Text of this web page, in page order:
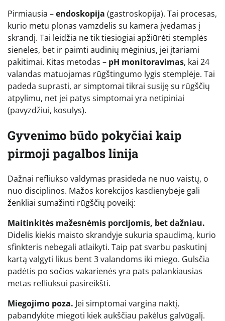
Pirmiausia –endoskopija (gastroskopija). Tai procesas,
kurio metu plonas vamzdelis su kamera įvedamas į
skrandį. Tai leidžia ne tik tiesiogiai apžiūrėti stemplės
sieneles, bet ir paimti audinių mėginius, jei įtariami
pakitimai. Kitas metodas – pH monitoravimas, kai 24
valandas matuojamas rūgštingumo lygis stemplėje. Tai
padeda suprasti, ar simptomai tikrai susiję su rūgščių
atpylimu, net jei patys simptomai yra netipiniai
(pavyzdžiui, kosulys).
Gyvenimo būdo pokyčiai kaip
pirmoji pagalbos linija
Dažnai refliukso valdymas prasideda ne nuo vaistų, o
nuo disciplinos. Mažos korekcijos kasdienybėje gali
ženkliai sumažinti rūgščių poveikį:
Maitinkitės mažesnėmis porcijomis, bet dažniau.
Didelis kiekis maisto skrandyje sukuria spaudimą, kurio
sfinkteris nebegali atlaikyti. Taip pat svarbu paskutinį
kartą valgyti likus bent 3 valandoms iki miego. Gulsčia
padėtis po sočios vakarienės yra pats palankiausias
metas refliuksui pasireikšti.
Miegojimo poza. Jei simptomai vargina naktį,
pabandykite miegoti kiek aukščiau pakėlus galvūgalį.